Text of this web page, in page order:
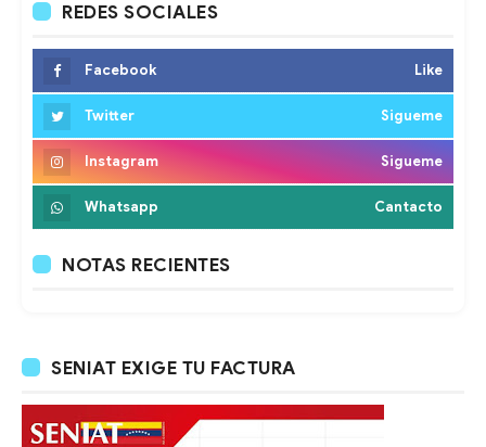
REDES SOCIALES
Facebook Like
Twitter Sigueme
Instagram Sigueme
Whatsapp Cantacto
NOTAS RECIENTES
SENIAT EXIGE TU FACTURA